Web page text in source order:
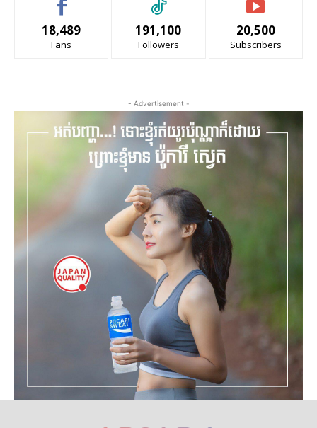
18,489
Fans
191,100
Followers
20,500
Subscribers
- Advertisement -